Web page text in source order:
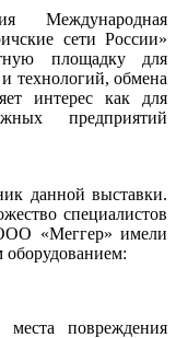
Международная
сети России»
площадку для
технологий, обмена
интерес как для
предприятий
данной выставки.
специалистов
«Меггер» имели
оборудованием:
повреждения